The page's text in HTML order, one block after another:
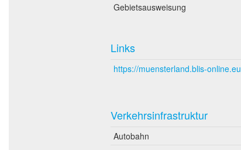
Gebietsausweisung
Links
https://muensterland.blis-online.eu
Verkehrsinfrastruktur
Autobahn